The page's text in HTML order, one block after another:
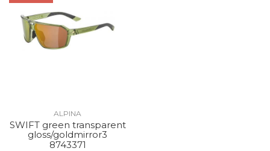
ALPINA
SWIFT green transparent
gloss/goldmirror3
8743371